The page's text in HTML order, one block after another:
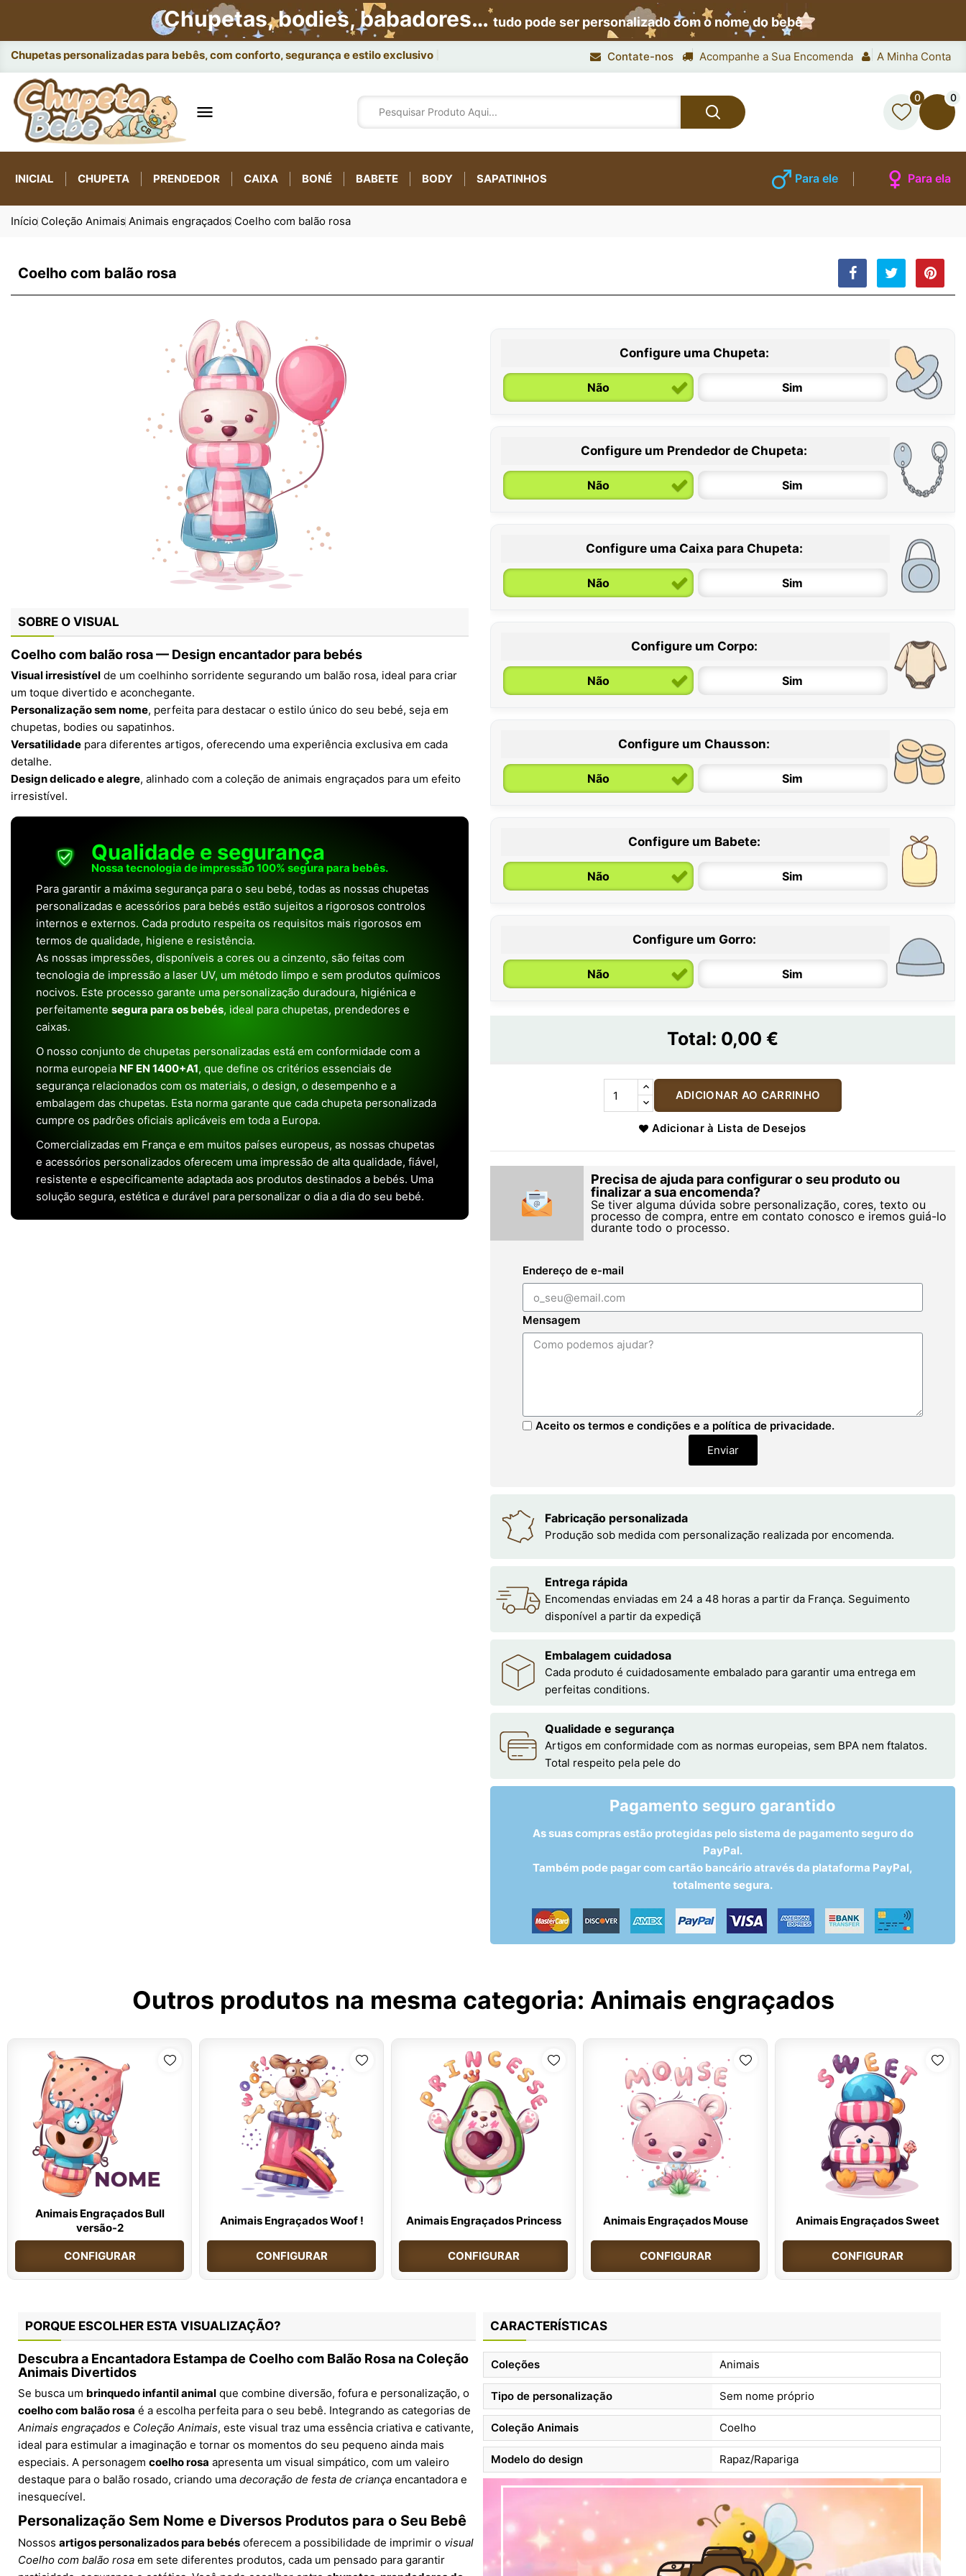
Chupetas, bodies, babadores…tudo pode ser personalizado com o nome do bebê
Chupetas personalizadas para bebês, com conforto, segurança e estilo exclusivo. Contate-nos Acompanhe a Sua Encomenda A Minha Conta

0 0
INICIAL CHUPETA PRENDEDOR CAIXA BONÉ BABETE BODY SAPATINHOS Para ele Para ela
Início Coleção Animais Animais engraçados Coelho com balão rosa
Coelho com balão rosa
SOBRE O VISUAL
Coelho com balão rosa — Design encantador para bebés
Visual irresistível de um coelhinho sorridente segurando um balão rosa, ideal para criar
um toque divertido e aconchegante.
Personalização sem nome, perfeita para destacar o estilo único do seu bebé, seja em
chupetas, bodies ou sapatinhos.
Versatilidade para diferentes artigos, oferecendo uma experiência exclusiva em cada
detalhe.
Design delicado e alegre, alinhado com a coleção de animais engraçados para um efeito
irresistível.
Qualidade e segurança
Nossa tecnologia de impressão 100% segura para bebês.
Para garantir a máxima segurança para o seu bebé, todas as nossas chupetas
personalizadas e acessórios para bebés estão sujeitos a rigorosos controlos
internos e externos. Cada produto respeita os requisitos mais rigorosos em
termos de qualidade, higiene e resistência.
As nossas impressões, disponíveis a cores ou a cinzento, são feitas com
tecnologia de impressão a laser UV, um método limpo e sem produtos químicos
nocivos. Este processo garante uma personalização duradoura, higiénica e
perfeitamente segura para os bebés, ideal para chupetas, prendedores e
caixas.
O nosso conjunto de chupetas personalizadas está em conformidade com a
norma europeia NF EN 1400+A1, que define os critérios essenciais de
segurança relacionados com os materiais, o design, o desempenho e a
embalagem das chupetas. Esta norma garante que cada chupeta personalizada
cumpre os padrões oficiais aplicáveis em toda a Europa.
Comercializadas em França e em muitos países europeus, as nossas chupetas
e acessórios personalizados oferecem uma impressão de alta qualidade, fiável,
resistente e especificamente adaptada aos produtos destinados a bebés. Uma
solução segura, estética e durável para personalizar o dia a dia do seu bebé.
Configure uma Chupeta:
Não Sim
0 / 6 meses
Configure um Prendedor de Chupeta:
Não Sim
Configure uma Caixa para Chupeta:
Não Sim
Configure um Corpo:
Não Sim
6 / 12 meses 12 / 18 meses
Configure um Chausson:
Não Sim
Configure um Babete:
Não Sim
Configure um Gorro:
Não Sim
Total: 0,00 €
ADICIONAR AO CARRINHO
Adicionar à Lista de Desejos
Precisa de ajuda para configurar o seu produto ou
finalizar a sua encomenda?
Se tiver alguma dúvida sobre personalização, cores, texto ou
processo de compra, entre em contato conosco e iremos guiá-lo
durante todo o processo.
Endereço de e-mail
Mensagem
Aceito os termos e condições e a política de privacidade.
Enviar
Fabricação personalizada
Produção sob medida com personalização realizada por encomenda.
Entrega rápida
Encomendas enviadas em 24 a 48 horas a partir da França. Seguimento
disponível a partir da expediçã
Embalagem cuidadosa
Cada produto é cuidadosamente embalado para garantir uma entrega em
perfeitas conditions.
Qualidade e segurança
Artigos em conformidade com as normas europeias, sem BPA nem ftalatos.
Total respeito pela pele do
Pagamento seguro garantido
As suas compras estão protegidas pelo sistema de pagamento seguro do
PayPal.
Também pode pagar com cartão bancário através da plataforma PayPal,
totalmente segura.
Outros produtos na mesma categoria: Animais engraçados
Animais Engraçados Bull
versão-2
CONFIGURAR
Animais Engraçados Woof !
CONFIGURAR
Animais Engraçados Princess
CONFIGURAR
Animais Engraçados Mouse
CONFIGURAR
Animais Engraçados Sweet
CONFIGURAR
PORQUE ESCOLHER ESTA VISUALIZAÇÃO?
Descubra a Encantadora Estampa de Coelho com Balão Rosa na Coleção
Animais Divertidos
Se busca um brinquedo infantil animal que combine diversão, fofura e personalização, o
coelho com balão rosa é a escolha perfeita para o seu bebê. Integrando as categorias de
Animais engraçados e Coleção Animais, este visual traz uma essência criativa e cativante,
ideal para estimular a imaginação e tornar os momentos do seu pequeno ainda mais
especiais. A personagem coelho rosa apresenta um visual simpático, com um valeiro
destaque para o balão rosado, criando uma decoração de festa de criança encantadora e
inesquecível.
Personalização Sem Nome e Diversos Produtos para o Seu Bebê
Nossos artigos personalizados para bebés oferecem a possibilidade de imprimir o visual
Coelho com balão rosa em sete diferentes produtos, cada um pensado para garantir
CARACTERÍSTICAS
Coleções Animais
Tipo de personalização Sem nome próprio
Coleção Animais Coelho
Modelo do design Rapaz/Rapariga